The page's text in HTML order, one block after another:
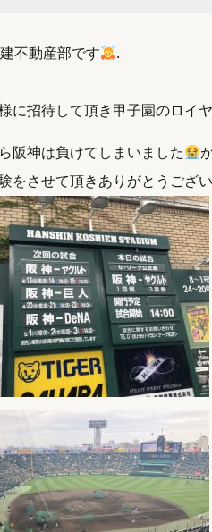
不動産部です
.
に招待して頂き甲子園のロイ
阪神は負けてしまいました
をさせて頂きありがとうござ